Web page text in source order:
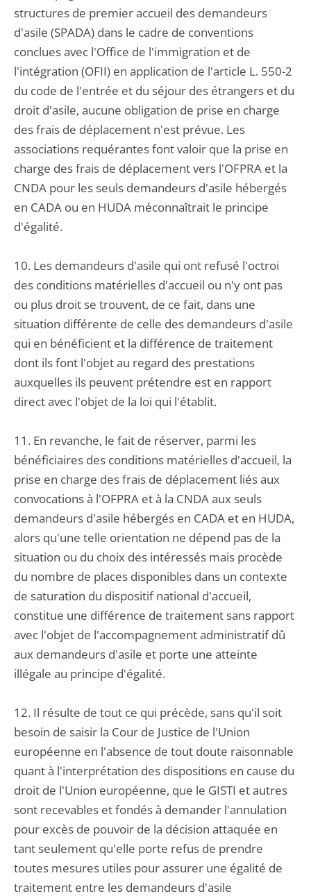
structures de premier accueil des demandeurs
d'asile (SPADA) dans le cadre de conventions
conclues avec l'Office de l'immigration et de
l'intégration (OFII) en application de l'article L. 550-2
du code de l'entrée et du séjour des étrangers et du
droit d'asile, aucune obligation de prise en charge
des frais de déplacement n'est prévue. Les
associations requérantes font valoir que la prise en
charge des frais de déplacement vers l'OFPRA et la
CNDA pour les seuls demandeurs d'asile hébergés
en CADA ou en HUDA méconnaîtrait le principe
d'égalité.
10. Les demandeurs d'asile qui ont refusé l'octroi
des conditions matérielles d'accueil ou n'y ont pas
ou plus droit se trouvent, de ce fait, dans une
situation différente de celle des demandeurs d'asile
qui en bénéficient et la différence de traitement
dont ils font l'objet au regard des prestations
auxquelles ils peuvent prétendre est en rapport
direct avec l'objet de la loi qui l'établit.
11. En revanche, le fait de réserver, parmi les
bénéficiaires des conditions matérielles d'accueil, la
prise en charge des frais de déplacement liés aux
convocations à l'OFPRA et à la CNDA aux seuls
demandeurs d'asile hébergés en CADA et en HUDA,
alors qu'une telle orientation ne dépend pas de la
situation ou du choix des intéressés mais procède
du nombre de places disponibles dans un contexte
de saturation du dispositif national d'accueil,
constitue une différence de traitement sans rapport
avec l'objet de l'accompagnement administratif dû
aux demandeurs d'asile et porte une atteinte
illégale au principe d'égalité.
12. Il résulte de tout ce qui précède, sans qu'il soit
besoin de saisir la Cour de Justice de l'Union
européenne en l'absence de tout doute raisonnable
quant à l'interprétation des dispositions en cause du
droit de l'Union européenne, que le GISTI et autres
sont recevables et fondés à demander l'annulation
pour excès de pouvoir de la décision attaquée en
tant seulement qu'elle porte refus de prendre
toutes mesures utiles pour assurer une égalité de
traitement entre les demandeurs d'asile